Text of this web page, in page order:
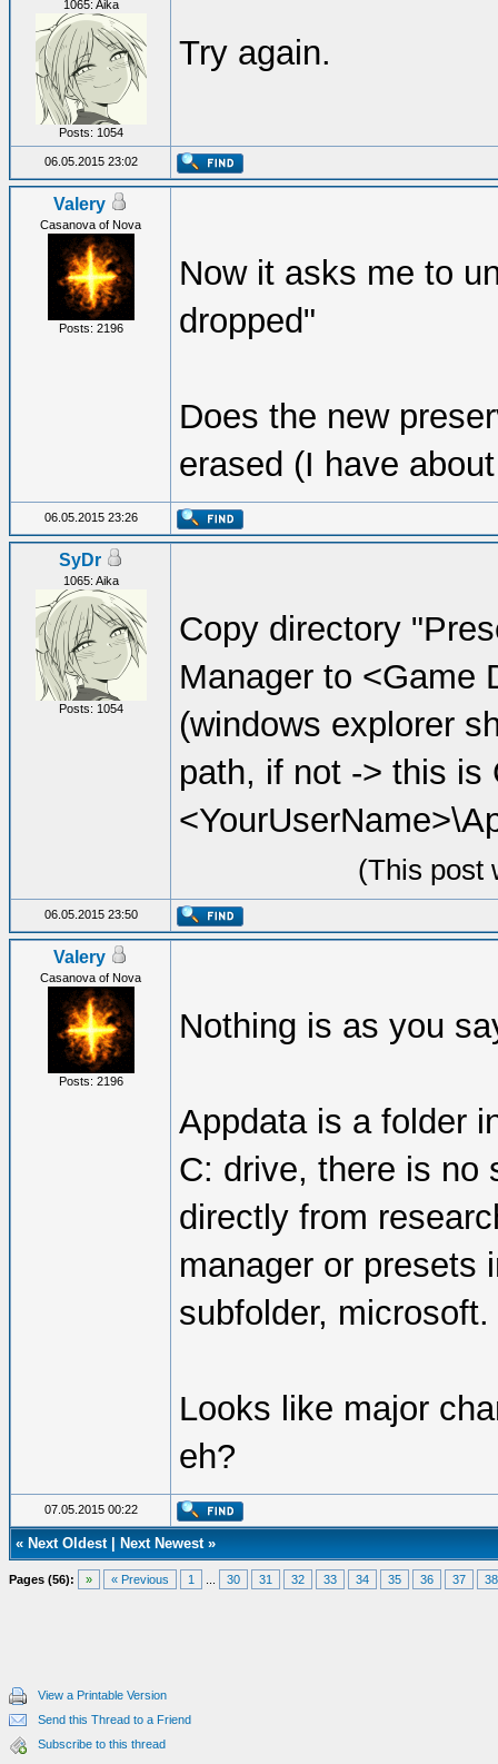
1065: Aika
Posts: 1054
Try again.
06.05.2015 23:02
Valery
Casanova of Nova
Posts: 2196
Now it asks me to
dropped"
Does the new
erased (I have
06.05.2015 23:26
SyDr
1065: Aika
Posts: 1054
Copy directory
Manager to <Game
(windows explorer
path, if not -> this is
(This post
06.05.2015 23:50
Valery
Casanova of Nova
Posts: 2196
Nothing is as you
Appdata is a folder
C: drive, there is no
directly from
manager or presets
subfolder, microsoft.
Looks like major
eh?
07.05.2015 00:22
« Next Oldest| Next Newest»
Pages (56): » « Previous 1 30 31 32 33 34 35 36 37 38
View a Printable Version
Send this Thread to a Friend
Subscribe to this thread